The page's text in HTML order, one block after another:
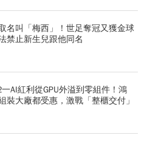
名叫「梅西」！世足奪冠又獲金球
禁止新生兒跟他同名
AI紅利從GPU外溢到零組件！鴻
大廠都受惠，激戰「整櫃交付」